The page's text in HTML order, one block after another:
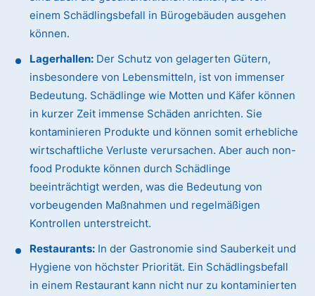
einem Schädlingsbefall in Bürogebäuden ausgehen
können.
Lagerhallen: Der Schutz von gelagerten Gütern,
insbesondere von Lebensmitteln, ist von immenser
Bedeutung. Schädlinge wie Motten und Käfer können
in kurzer Zeit immense Schäden anrichten. Sie
kontaminieren Produkte und können somit erhebliche
wirtschaftliche Verluste verursachen. Aber auch non-
food Produkte können durch Schädlinge
beeinträchtigt werden, was die Bedeutung von
vorbeugenden Maßnahmen und regelmäßigen
Kontrollen unterstreicht.
Restaurants: In der Gastronomie sind Sauberkeit und
Hygiene von höchster Priorität. Ein Schädlingsbefall
in einem Restaurant kann nicht nur zu kontaminierten